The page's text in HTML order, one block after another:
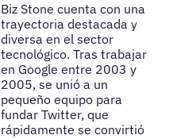
Biz Stone cuenta con una
trayectoria destacada y
diversa en el sector
tecnológico. Tras trabajar
en Google entre 2003 y
2005, se unió a un
pequeño equipo para
fundar Twitter, que
rápidamente se convirtió